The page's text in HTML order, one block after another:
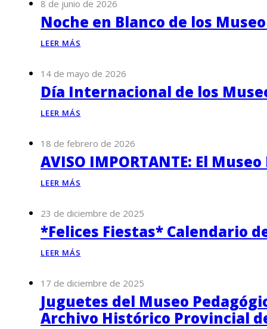
8 de junio de 2026
Noche en Blanco de los
LEER MÁS
14 de mayo de 2026
Día Internacional de los
LEER MÁS
18 de febrero de 2026
AVISO IMPORTANTE: El
LEER MÁS
23 de diciembre de 2025
*Felices Fiestas* Calendario
LEER MÁS
17 de diciembre de 2025
Juguetes del Museo
Archivo Histórico Provincial